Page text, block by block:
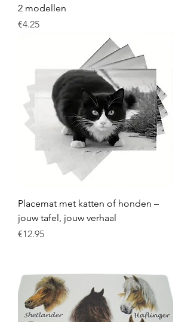
2 modellen
Price
€4.25
Placemat met katten of honden –
jouw tafel, jouw verhaal
Price
€12.95